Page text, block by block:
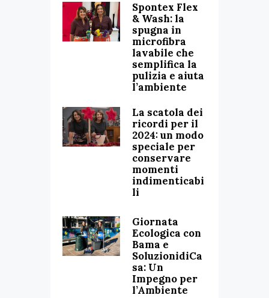
Spontex Flex
& Wash: la
spugna in
microfibra
lavabile che
semplifica la
pulizia e aiuta
l’ambiente
La scatola dei
ricordi per il
2024: un modo
speciale per
conservare
momenti
indimenticabi
li
Giornata
Ecologica con
Bama e
SoluzionidiCa
sa: Un
Impegno per
l’Ambiente